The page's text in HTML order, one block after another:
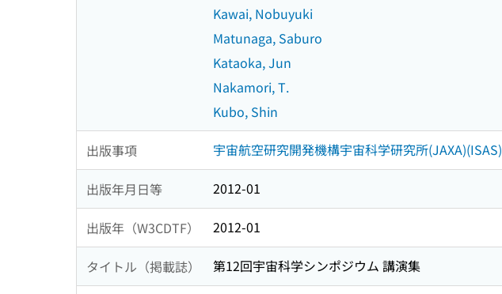
Kawai, Nobuyuki
Matunaga, Saburo
Kataoka, Jun
Nakamori, T.
Kubo, Shin
出版事項 宇宙航空研究開発機構宇宙科学研究所(JAXA)(ISAS)
出版年月日等 2012-01
出版年（W3CDTF） 2012-01
タイトル（掲載誌） 第12回宇宙科学シンポジウム 講演集